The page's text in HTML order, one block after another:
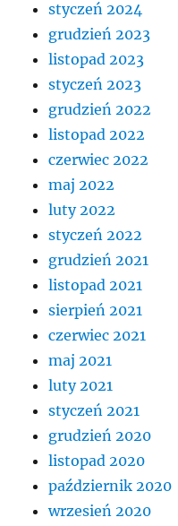
styczeń 2024
grudzień 2023
listopad 2023
styczeń 2023
grudzień 2022
listopad 2022
czerwiec 2022
maj 2022
luty 2022
styczeń 2022
grudzień 2021
listopad 2021
sierpień 2021
czerwiec 2021
maj 2021
luty 2021
styczeń 2021
grudzień 2020
listopad 2020
październik 2020
wrzesień 2020